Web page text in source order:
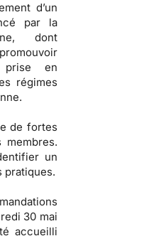
d’un
par la
dont
prise en
régimes
de fortes
membres.
un
pratiques.
30 mai
accueilli